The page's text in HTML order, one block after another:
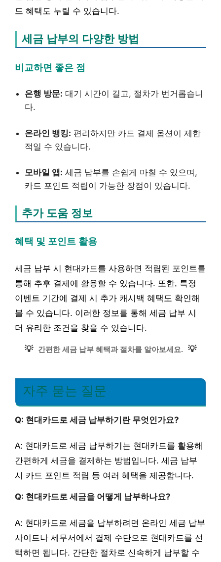
드 혜택도 누릴 수 있습니다.
세금 납부의 다양한 방법
비교하면 좋은 점
은행 방문: 대기 시간이 길고, 절차가 번거롭습니
다.
온라인 뱅킹: 편리하지만 카드 결제 옵션이 제한
적일 수 있습니다.
모바일 앱: 세금 납부를 손쉽게 마칠 수 있으며,
카드 포인트 적립이 가능한 장점이 있습니다.
추가 도움 정보
혜택 및 포인트 활용
세금 납부 시 현대카드를 사용하면 적립된 포인트를
통해 추후 결제에 활용할 수 있습니다. 또한, 특정
이벤트 기간에 결제 시 추가 캐시백 혜택도 확인해
볼 수 있습니다. 이러한 정보를 통해 세금 납부 시
더 유리한 조건을 찾을 수 있습니다.
💡 간편한 세금 납부 혜택과 절차를 알아보세요. 💡
자주 묻는 질문
Q: 현대카드로 세금 납부하기란 무엇인가요?
A: 현대카드로 세금 납부하기는 현대카드를 활용해
간편하게 세금을 결제하는 방법입니다. 세금 납부
시 카드 포인트 적립 등 여러 혜택을 제공합니다.
Q: 현대카드로 세금을 어떻게 납부하나요?
A: 현대카드로 세금을 납부하려면 온라인 세금 납부
사이트나 세무서에서 결제 수단으로 현대카드를 선
택하면 됩니다. 간단한 절차로 신속하게 납부할 수